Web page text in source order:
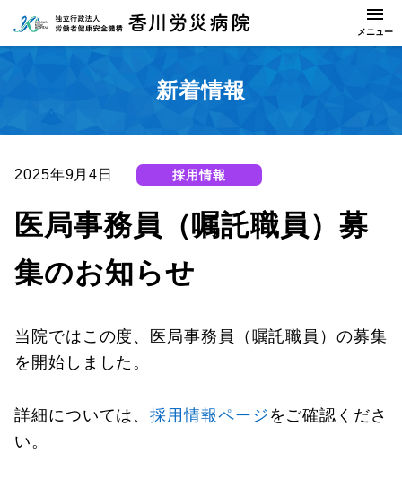
新着情報
2025年9月4日 採用情報
医局事務員（嘱託職員）募
集のお知らせ
当院ではこの度、医局事務員（嘱託職員）の募集
を開始しました。
詳細については、採用情報ページ をご確認くださ
い。